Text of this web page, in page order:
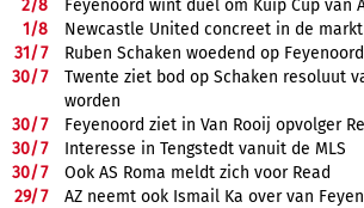
2/8
Feyenoord wint duel om Kuip Cup van
1/8
Newcastle United concreet in de
31/7
Ruben Schaken woedend op Feyenoord
30/7
Twente ziet bod op Schaken resoluut
worden
30/7
Feyenoord ziet in Van Rooij opvolger
30/7
Interesse in Tengstedt vanuit de MLS
30/7
Ook AS Roma meldt zich voor Read
29/7
AZ neemt ook Ismail Ka over van